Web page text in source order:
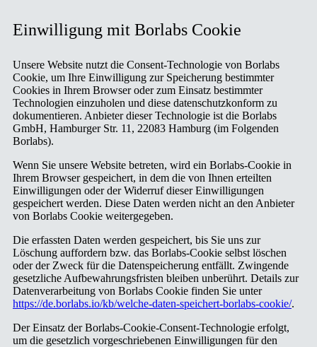
Einwilligung mit Borlabs Cookie
Unsere Website nutzt die Consent-Technologie von Borlabs
Cookie, um Ihre Einwilligung zur Speicherung bestimmter
Cookies in Ihrem Browser oder zum Einsatz bestimmter
Technologien einzuholen und diese datenschutzkonform zu
dokumentieren. Anbieter dieser Technologie ist die Borlabs
GmbH, Hamburger Str. 11, 22083 Hamburg (im Folgenden
Borlabs).
Wenn Sie unsere Website betreten, wird ein Borlabs-Cookie in
Ihrem Browser gespeichert, in dem die von Ihnen erteilten
Einwilligungen oder der Widerruf dieser Einwilligungen
gespeichert werden. Diese Daten werden nicht an den Anbieter
von Borlabs Cookie weitergegeben.
Die erfassten Daten werden gespeichert, bis Sie uns zur
Löschung auffordern bzw. das Borlabs-Cookie selbst löschen
oder der Zweck für die Datenspeicherung entfällt. Zwingende
gesetzliche Aufbewahrungsfristen bleiben unberührt. Details zur
Datenverarbeitung von Borlabs Cookie finden Sie unter
https://de.borlabs.io/kb/welche-daten-speichert-borlabs-cookie/.
Der Einsatz der Borlabs-Cookie-Consent-Technologie erfolgt,
um die gesetzlich vorgeschriebenen Einwilligungen für den